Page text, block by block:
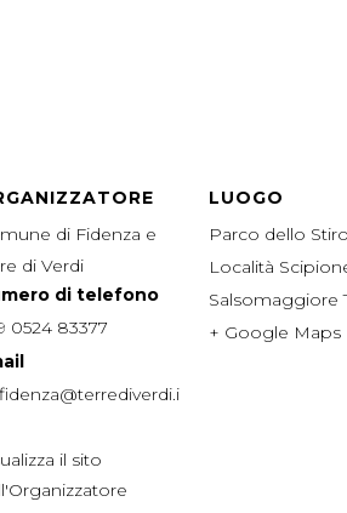
di Fidenza e
di Verdi
di telefono
0524 83377
il sito
LUOGO
Parco dello
Località
Salsomaggiore
+ Google Maps